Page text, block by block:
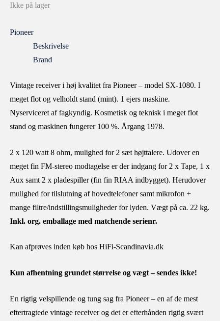
Ikke på lager
Pioneer
Beskrivelse
Brand
Vintage receiver i høj kvalitet fra Pioneer – model SX-1080. I
meget flot og velholdt stand (mint). 1 ejers maskine.
Nyserviceret af fagkyndig. Kosmetisk og teknisk i meget flot
stand og maskinen fungerer 100 %. Årgang 1978.
2 x 120 watt 8 ohm, mulighed for 2 sæt højttalere. Udover en
meget fin FM-stereo modtagelse er der indgang for 2 x Tape, 1 x
Aux samt 2 x pladespiller (fin fin RIAA indbygget). Herudover
mulighed for tilslutning af hovedtelefoner samt mikrofon +
mange filtre/indstillingsmuligheder for lyden. Vægt på ca. 22 kg.
Inkl. org. emballage med matchende serienr.
Kan afprøves inden køb hos HiFi-Scandinavia.dk
Kun afhentning grundet størrelse og vægt – sendes ikke!
En rigtig velspillende og tung sag fra Pioneer – en af de mest
eftertragtede vintage receiver og det er efterhånden rigtig svært